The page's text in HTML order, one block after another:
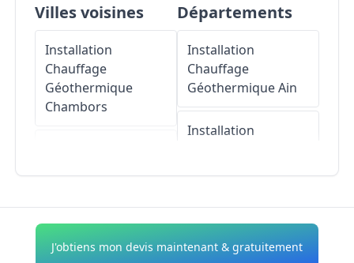
Villes voisines
Installation
Chauffage
Géothermique
Chambors
Château
Installation
Départements
Installation
Chauffage
GéothermiqueAin
Installation
Chauffage
J'obtiens mon devis maintenant & gratuitement